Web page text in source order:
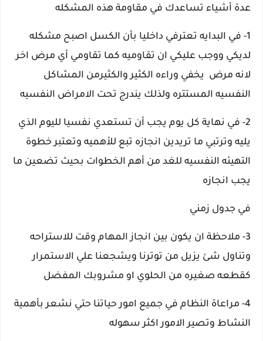
عدة أشياء تساعدك في مقاومة هذه المشكله
1- في البدايه تعترفي داخليا بأن الكسل اصبح مشكله
لديكي ووجب عليكي ان تقاوميه كما تقاومي أي مرض اخر
لانه مرض يخفي وراءه الكثير والكثيرمن المشاكل
النفسيه المستتره ولذلك يندرج تحت الامراض النفسيه
2- في نهاية كل يوم يجب أن تستعدي نفسيا لليوم الذي
يليه وترتبي ما تريدين انجازه تبع للأهميه وتعتبر خطوة
التهيئه النفسيه للغد من أهم الخطوات بحيث تضعين ما
يجب انجازه
في جدول زمني
3- ملاحظة ان يكون بين انجاز المهام وقت للاستراحه
وتناول شئ يزيل من توترنا ويشجعنا علي الاستمرار
كقطعه صغيره من الحلوي او مشروبك المفضل
4- مراعاة النظام في جميع امور حياتنا حتي نشعر بأهمية
النشاط وتصير الامور اكثر سهوله